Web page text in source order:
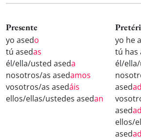
Presente
yo asedo
tú asedas
él/ella/usted aseda
nosotros/as asedamos
vosotros/as asedáis
ellos/ellas/ustedes asedan
yo he
tú has
él/
ased
ased
ellos/
ased